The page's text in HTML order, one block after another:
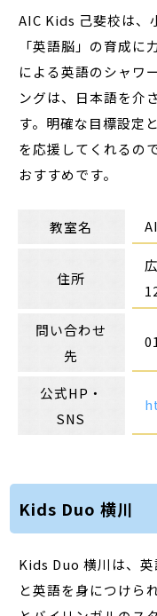
AIC Kids 己斐校は、
「英語脳」の育成に
による英語のシャワ
ングは、日本語を介
す。明確な目標設定
を応援してくれるの
おすすめです。
教室名
住所
問い合わせ
先
公式HP・
SNS
Kids Duo 横川
Kids Duo 横川は、
と英語を身につけら